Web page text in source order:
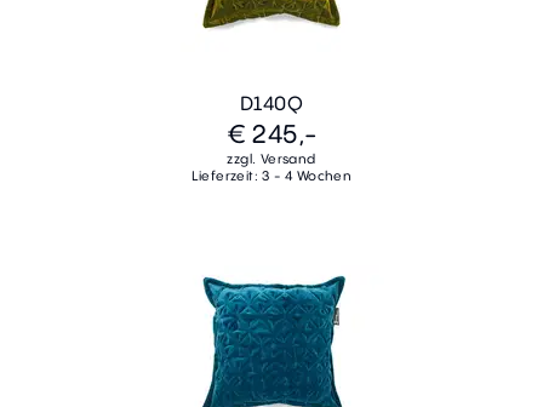
D140Q
€ 245,-
zzgl. Versand
Lieferzeit: 3 - 4 Wochen